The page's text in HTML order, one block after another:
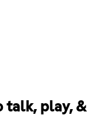
talk, play, &